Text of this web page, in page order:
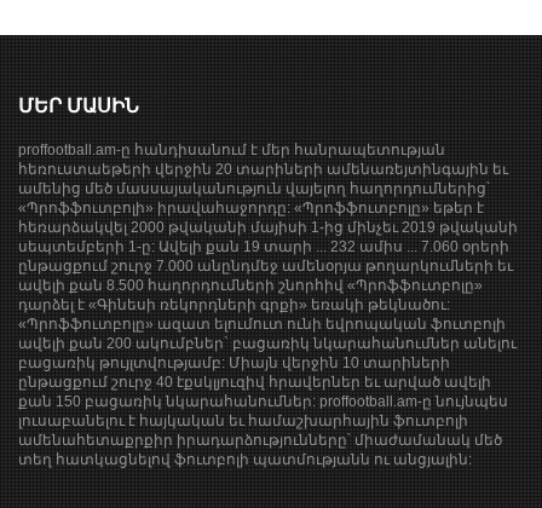
ՄԵՐ ՄԱՍԻՆ
proffootball.am-ը հանդիսանում է մեր հանրապետության
հեռուստաեթերի վերջին 20 տարիների ամենառեյտինգային եւ
ամենից մեծ մասսայականություն վայելող հաղորդումներից՝
«Պրոֆֆուտբոլի» իրավահաջորդը: «Պրոֆֆուտբոլը» եթեր է
հեռարձակվել 2000 թվականի մայիսի 1-ից մինչեւ 2019 թվականի
սեպտեմբերի 1-ը: Ավելի քան 19 տարի ... 232 ամիս ... 7.060 օրերի
ընթացքում շուրջ 7.000 անընդմեջ ամենօրյա թողարկումների եւ
ավելի քան 8.500 հաղորդումների շնորհիվ «Պրոֆֆուտբոլը»
դարձել է «Գինեսի ռեկորդների գրքի» եռակի թեկնածու:
«Պրոֆֆուտբոլը» ազատ ելումուտ ունի եվրոպական ֆուտբոլի
ավելի քան 200 ակումբներ` բացառիկ նկարահանումներ անելու
բացառիկ թույլտվությամբ: Միայն վերջին 10 տարիների
ընթացքում շուրջ 40 էքսկլյուզիվ հրավերներ եւ արված ավելի
քան 150 բացառիկ նկարահանումներ: proffootball.am-ը նույնպես
լուսաբանելու է հայկական եւ համաշխարհային ֆուտբոլի
ամենահետաքրքիր իրադարձությունները՝ միաժամանակ մեծ
տեղ հատկացնելով ֆուտբոլի պատմությանն ու անցյալին: